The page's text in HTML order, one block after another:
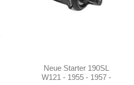
Neue Starter 190SL
W121 - 1955 - 1957 -